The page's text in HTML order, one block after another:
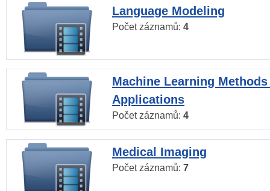
Language Modeling
Počet záznamů: 4
Machine Learning
Applications
Počet záznamů: 4
Medical Imaging
Počet záznamů: 7